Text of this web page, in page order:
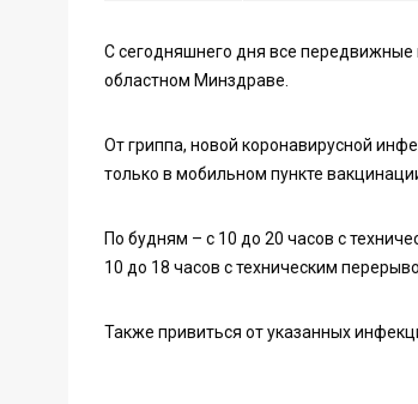
С сегодняшнего дня все
областном Минздраве.
От гриппа, новой коронавирусной
только в мобильном пункте
По будням – с 10 до 20 часов с
10 до 18 часов с техническим
Также привиться от указанных